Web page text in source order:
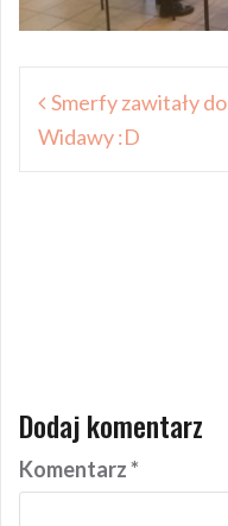
Nawigacja
wpisu
Smerfy zawitały do
Widawy :D
Dodaj komentarz
Komentarz*